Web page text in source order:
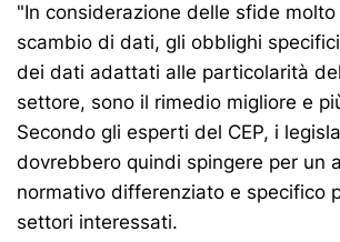
"In considerazione delle sfide
scambio di dati, gli obblighi
dei dati adattati alle particolarità
settore, sono il rimedio migliore e
Secondo gli esperti del CEP, i
dovrebbero quindi spingere per un
normativo differenziato e specifico
settori interessati.